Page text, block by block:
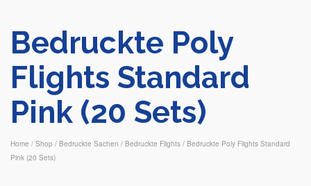
Bedruckte Poly
Flights Standard
Pink (20 Sets)
Home / Shop / Bedruckte Sachen / Bedruckte Flights / Bedruckte Poly Flights Standard
Pink (20 Sets)